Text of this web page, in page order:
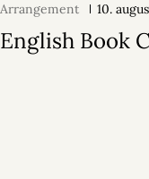
Arrangement 10.
English Book